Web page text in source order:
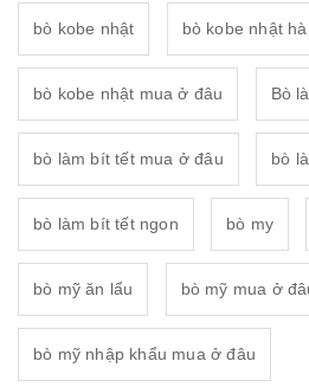
bò kobe nhật bò kobe nhật
bò kobe nhật mua ở đâu Bò
bò làm bít tết mua ở đâu bò
bò làm bít tết ngon bò my
bò mỹ ăn lẩu bò mỹ mua ở
bò mỹ nhập khẩu mua ở đâu